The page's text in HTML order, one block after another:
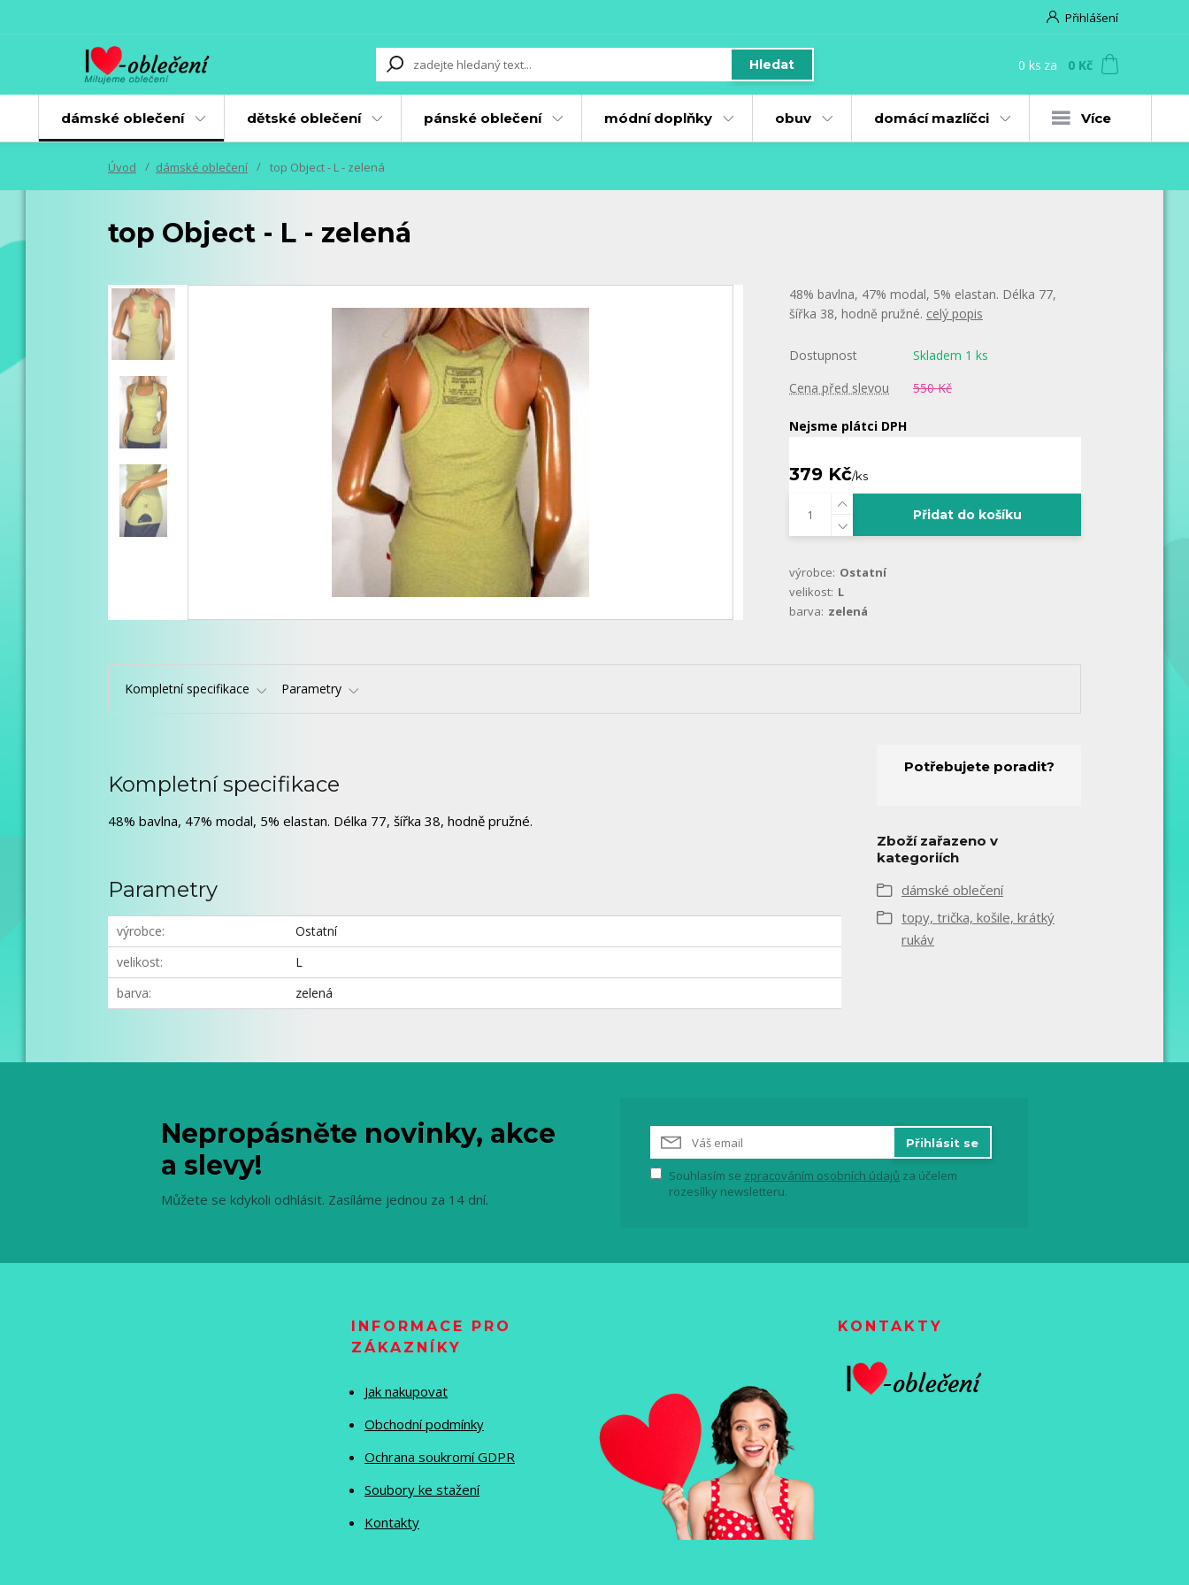
Přihlášení
Hledat 0 ks za 0 Kč
dámské oblečení dětské oblečení pánské oblečení módní doplňky obuv domácí mazlíčci Více
Úvod dámské oblečení top Object - L - zelená
top Object - L - zelená
48% bavlna, 47% modal, 5% elastan. Délka 77,
šířka 38, hodně pružné. celý popis
Dostupnost
Skladem 1 ks
Cena před slevou
550 Kč
Nejsme plátci DPH
379 Kč/ks
Přidat do košíku
výrobce: Ostatní
velikost: L
barva: zelená
Kompletní specifikace Parametry
Kompletní specifikace
48% bavlna, 47% modal, 5% elastan. Délka 77, šířka 38, hodně pružné.
Parametry
výrobce
Ostatní
velikost
L
barva
zelená
Potřebujete poradit?
Zboží zařazeno v
kategoriích
dámské oblečení
topy, trička, košile, krátký
rukáv
Nepropásněte novinky, akce
a slevy!
Můžete se kdykoli odhlásit. Zasíláme jednou za 14 dní.
Přihlásit se
Souhlasím se zpracováním osobních údajů za účelem
rozesílky newsletteru.
INFORMACE PRO
ZÁKAZNÍKY
Jak nakupovat
Obchodní podmínky
Ochrana soukromí GDPR
Soubory ke stažení
Kontakty
KONTAKTY